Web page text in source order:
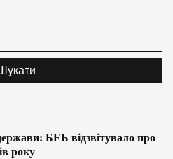
БЕБ відзвітувало про
року